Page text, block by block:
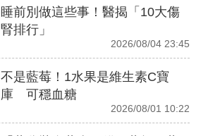
睡前別做這些事！醫揭「10大傷
腎排行」
2026/08/04 23:45
不是藍莓！1水果是維生素C寶
庫 可穩血糖
2026/08/01 10:22